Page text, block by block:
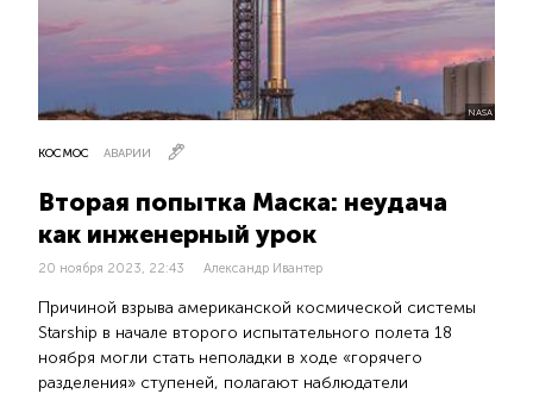
NASA
КОСМОС АВАРИИ
Вторая попытка Маска: неудача
как инженерный урок
20 ноября 2023, 22:43 Александр Ивантер
Причиной взрыва американской космической системы
Starship в начале второго испытательного полета 18
ноября могли стать неполадки в ходе «горячего
разделения» ступеней, полагают наблюдатели